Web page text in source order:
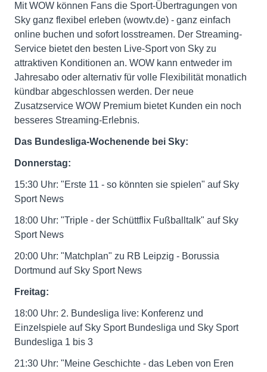
Mit WOW können Fans die Sport-Übertragungen von
Sky ganz flexibel erleben (wowtv.de) - ganz einfach
online buchen und sofort losstreamen. Der Streaming-
Service bietet den besten Live-Sport von Sky zu
attraktiven Konditionen an. WOW kann entweder im
Jahresabo oder alternativ für volle Flexibilität monatlich
kündbar abgeschlossen werden. Der neue
Zusatzservice WOW Premium bietet Kunden ein noch
besseres Streaming-Erlebnis.
Das Bundesliga-Wochenende bei Sky:
Donnerstag:
15:30 Uhr: "Erste 11 - so könnten sie spielen" auf Sky
Sport News
18:00 Uhr: "Triple - der Schüttflix Fußballtalk" auf Sky
Sport News
20:00 Uhr: "Matchplan" zu RB Leipzig - Borussia
Dortmund auf Sky Sport News
Freitag:
18:00 Uhr: 2. Bundesliga live: Konferenz und
Einzelspiele auf Sky Sport Bundesliga und Sky Sport
Bundesliga 1 bis 3
21:30 Uhr: "Meine Geschichte - das Leben von Eren